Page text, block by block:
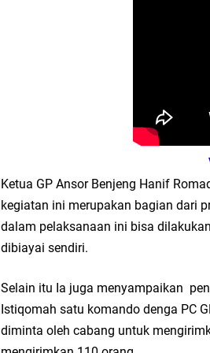
Selamat Tahun
Reses Anggota
Hari Jadi Pertama
Pemdes Cibanteng
Karang Taruna
Nila Yani Apresiasi
Ketua GP Ansor Benjeng Hanif
kegiatan ini merupakan bagian dari
dalam pelaksanaan ini bisa
dibiayai sendiri.
Selain itu Ia juga menyampaikan
Istiqomah satu komando denga PC
diminta oleh cabang untuk